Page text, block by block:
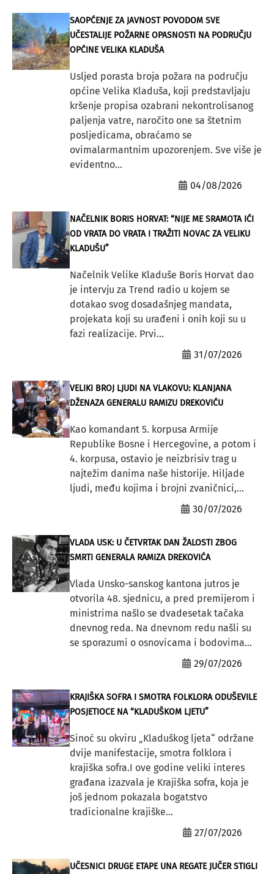
SAOPĆENJE ZA JAVNOST POVODOM SVE
UČESTALIJE POŽARNE OPASNOSTI NA PODRUČJU
OPĆINE VELIKA KLADUŠA
Usljed porasta broja požara na području
općine Velika Kladuša, koji predstavljaju
kršenje propisa ozabrani nekontrolisanog
paljenja vatre, naročito one sa štetnim
posljedicama, obraćamo se
ovimalarmantnim upozorenjem. Sve više je
evidentno...
04/08/2026
NAČELNIK BORIS HORVAT: “NIJE ME SRAMOTA IĆI
OD VRATA DO VRATA I TRAŽITI NOVAC ZA VELIKU
KLADUŠU”
Načelnik Velike Kladuše Boris Horvat dao
je intervju za Trend radio u kojem se
dotakao svog dosadašnjeg mandata,
projekata koji su urađeni i onih koji su u
fazi realizacije. Prvi...
31/07/2026
VELIKI BROJ LJUDI NA VLAKOVU: KLANJANA
DŽENAZA GENERALU RAMIZU DREKOVIĆU
Kao komandant 5. korpusa Armije
Republike Bosne i Hercegovine, a potom i
4. korpusa, ostavio je neizbrisiv trag u
najtežim danima naše historije. Hiljade
ljudi, među kojima i brojni zvaničnici,...
30/07/2026
VLADA USK: U ČETVRTAK DAN ŽALOSTI ZBOG
SMRTI GENERALA RAMIZA DREKOVIĆA
Vlada Unsko-sanskog kantona jutros je
otvorila 48. sjednicu, a pred premijerom i
ministrima našlo se dvadesetak tačaka
dnevnog reda. Na dnevnom redu našli su
se sporazumi o osnovicama i bodovima...
29/07/2026
KRAJIŠKA SOFRA I SMOTRA FOLKLORA ODUŠEVILE
POSJETIOCE NA “KLADUŠKOM LJETU”
Sinoć su okviru „Kladuškog ljeta“ održane
dvije manifestacije, smotra folklora i
krajiška sofra.I ove godine veliki interes
građana izazvala je Krajiška sofra, koja je
još jednom pokazala bogatstvo
tradicionalne krajiške...
27/07/2026
UČESNICI DRUGE ETAPE UNA REGATE JUČER STIGLI